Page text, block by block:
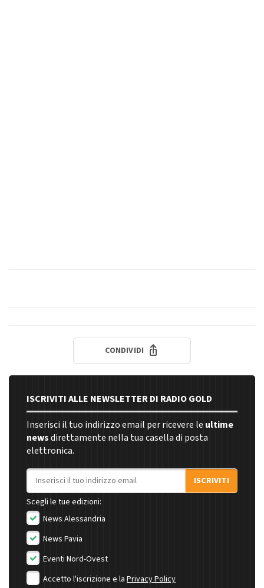
CONDIVIDI
ISCRIVITI ALLE NEWSLETTER DI RADIO GOLD
Inserisci il tuo indirizzo email per ricevere le ultime
newsdirettamente nella tua casella di posta
elettronica.
Indirizzo email
ISCRIVITI
Scegli le tue edizioni:
News Alessandria
News Pavia
Eventi Nord-Ovest
Accetto l'iscrizione e la Privacy Policy